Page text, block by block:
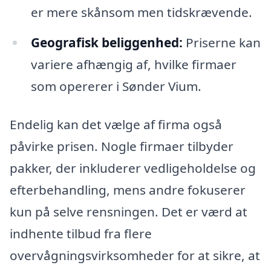
er mere skånsom men tidskrævende.
Geografisk beliggenhed: Priserne kan
variere afhængig af, hvilke firmaer
som opererer i Sønder Vium.
Endelig kan det vælge af firma også
påvirke prisen. Nogle firmaer tilbyder
pakker, der inkluderer vedligeholdelse og
efterbehandling, mens andre fokuserer
kun på selve rensningen. Det er værd at
indhente tilbud fra flere
overvågningsvirksomheder for at sikre, at